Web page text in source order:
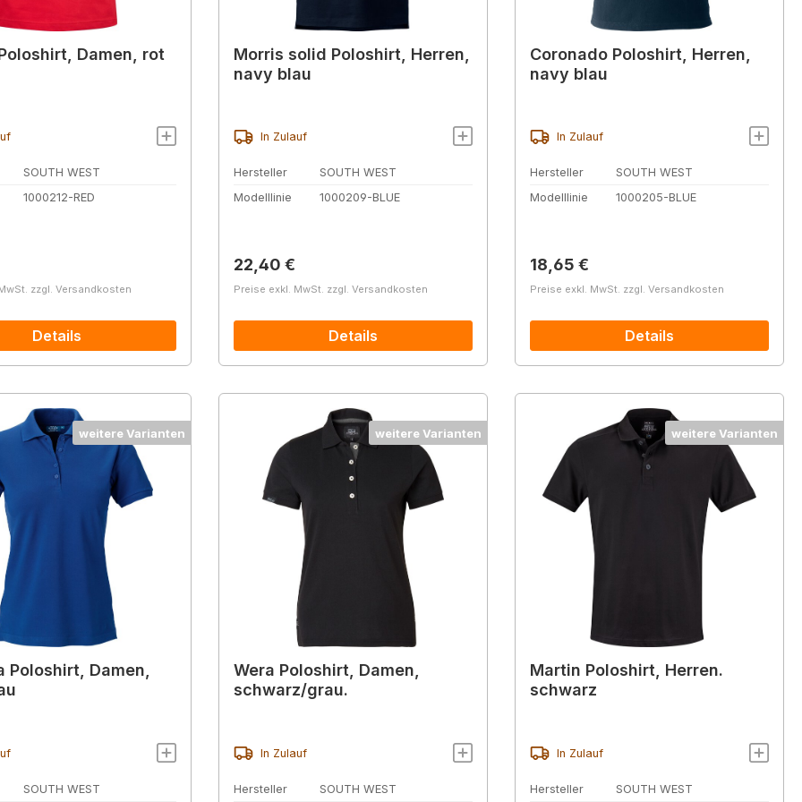
Damen, rot
SOUTH WEST
1000212-RED
Preis:
zzgl. Versandkosten
Details
Morris solid Poloshirt, Herren,
navy blau
In Zulauf
Hersteller
SOUTH WEST
Modelllinie
1000209-BLUE
Regulärer Preis:
22,40 €
Preise exkl. MwSt. zzgl. Versandkosten
Details
Coronado Poloshirt, Herren,
navy blau
In Zulauf
Hersteller
SOUTH WEST
Modelllinie
1000205-BLUE
Regulärer Preis:
18,65 €
Preise exkl. MwSt. zzgl. Versandkosten
Details
weitere Varianten
Poloshirt, Damen,
SOUTH WEST
weitere Varianten
Wera Poloshirt, Damen,
schwarz/grau.
In Zulauf
Hersteller SOUTH WEST
weitere Varianten
Martin Poloshirt, Herren.
schwarz
In Zulauf
Hersteller SOUTH WEST